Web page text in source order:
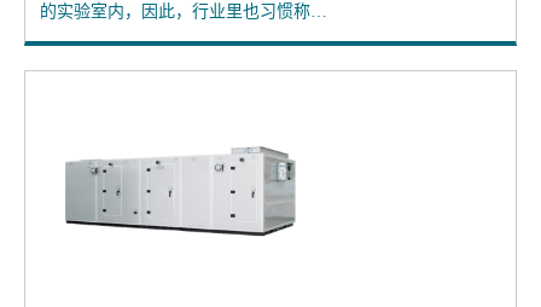
的实验室内，因此，行业里也习惯称…